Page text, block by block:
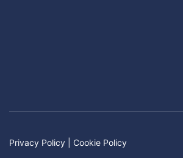
Privacy Policy Cookie Policy